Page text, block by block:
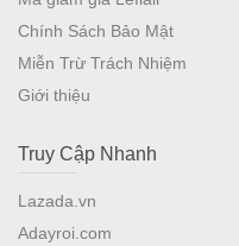
Chính Sách Bảo Mật
Miễn Trừ Trách Nhiệm
Giới thiệu
Truy Cập Nhanh
Lazada.vn
Adayroi.com